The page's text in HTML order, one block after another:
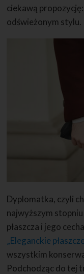
ciekawą
odświeżonym stylu.
Dyplomatka, czyli
najwyższym
płaszcza i jego
„Eleganckie
wszystkim
Podchodząc do tej